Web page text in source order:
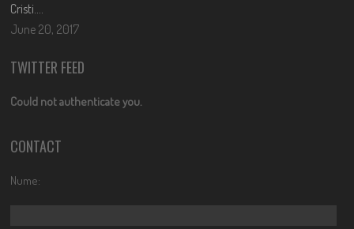
Cristi….
June 20, 2017
TWITTER FEED
Could not authenticate you.
CONTACT
Nume: